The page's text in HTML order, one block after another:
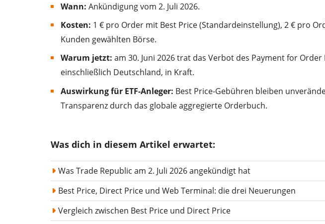
Wann: Ankündigung vom 2. Juli 2026.
Kosten: 1 € pro Order mit Best Price (Standardeinstellung), 2 € pro
Kunden gewählten Börse.
Warum jetzt: am 30. Juni 2026 trat das Verbot des Payment for Order
einschließlich Deutschland, in Kraft.
Auswirkung für ETF-Anleger: Best Price-Gebühren bleiben
Transparenz durch das globale aggregierte Orderbuch.
Was dich in diesem Artikel erwartet:
Was Trade Republic am 2. Juli 2026 angekündigt hat
Best Price, Direct Price und Web Terminal: die drei Neuerungen
Vergleich zwischen Best Price und Direct Price